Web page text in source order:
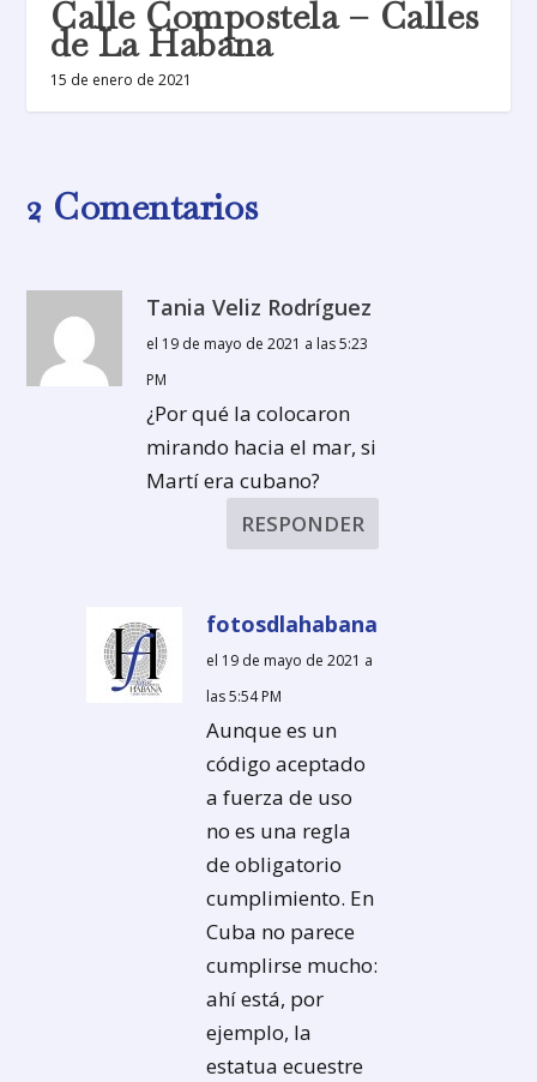
Calle Compostela – Calles
de La Habana
15 de enero de 2021
2 Comentarios
Tania Veliz Rodríguez
el 19 de mayo de 2021 a las 5:23
PM
¿Por qué la colocaron
mirando hacia el mar, si
Martí era cubano?
RESPONDER
fotosdlahabana
el 19 de mayo de 2021 a
las 5:54 PM
Aunque es un
código aceptado
a fuerza de uso
no es una regla
de obligatorio
cumplimiento. En
Cuba no parece
cumplirse mucho:
ahí está, por
ejemplo, la
estatua ecuestre